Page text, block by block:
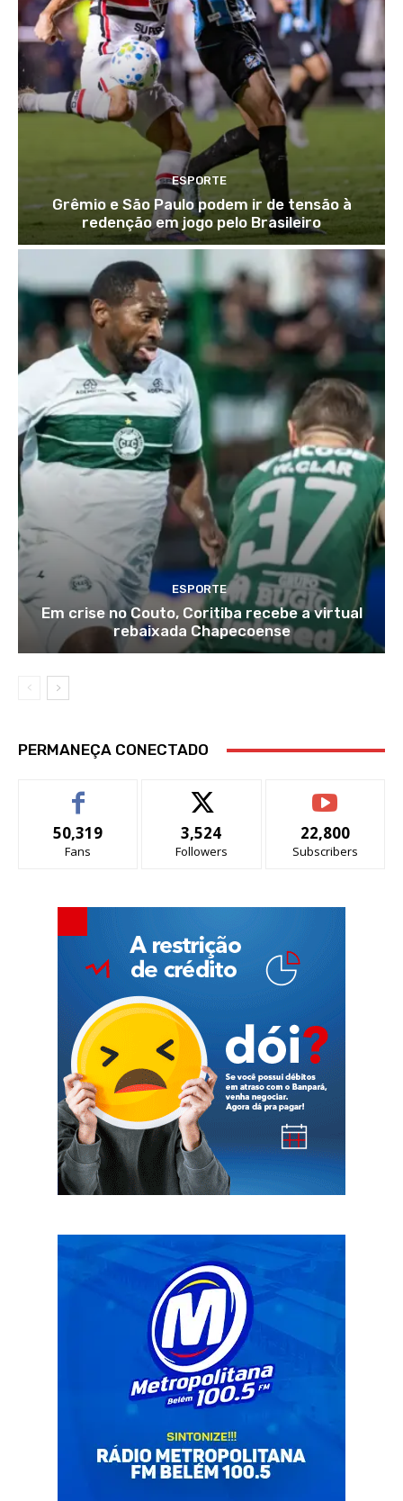
ESPORTE
Grêmio e São Paulo podem ir de tensão à
redenção em jogo pelo Brasileiro
ESPORTE
Em crise no Couto, Coritiba recebe a virtual
rebaixada Chapecoense
PERMANEÇA CONECTADO
50,319
Fans
3,524
Followers
22,800
Subscribers